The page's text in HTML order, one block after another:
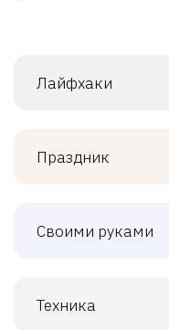
Лайфхаки
Праздник
Своими руками
Техника